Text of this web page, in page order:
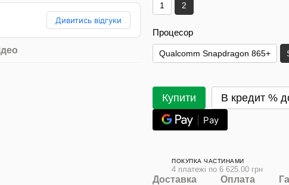
Дивитись відгуки
1 2
Процесор
Qualcomm Snapdragon 865+
Купити В кредит %
Pay
ПОКУПКА ЧАСТИНАМИ
4 платежі по 6 625.00 грн
Доставка Оплата